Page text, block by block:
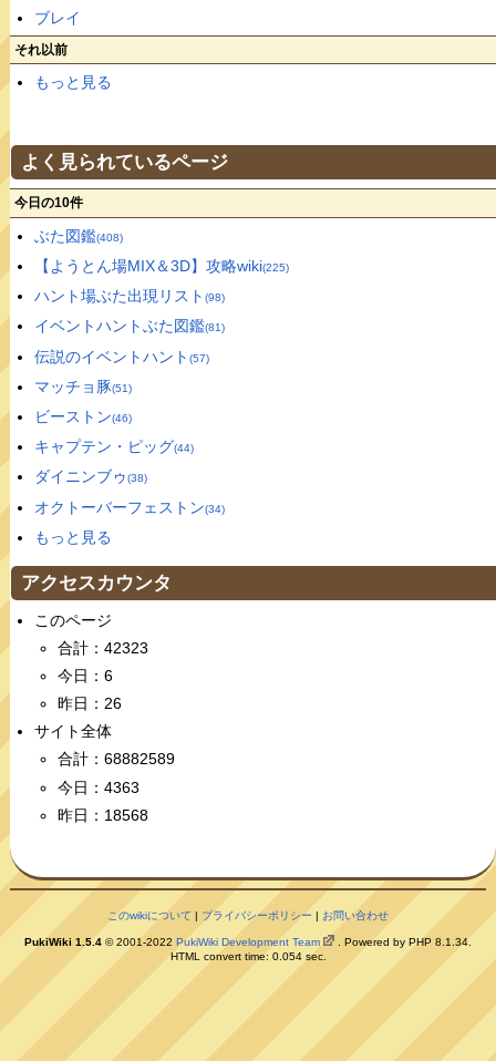
ブレイ
それ以前
もっと見る
よく見られているページ
今日の10件
ぶた図鑑(408)
【ようとん場MIX＆3D】攻略wiki(225)
ハント場ぶた出現リスト (98)
イベントハントぶた図鑑(81)
伝説のイベントハント (57)
マッチョ豚(51)
ビーストン(46)
キャプテン・ピッグ(44)
ダイニンブゥ(38)
オクトーバーフェストン(34)
もっと見る
アクセスカウンタ
このページ
合計：42323
今日：6
昨日：26
サイト全体
合計：68882589
今日：4363
昨日：18568
このwikiについて | プライバシーポリシー | お問い合わせ
PukiWiki 1.5.4 © 2001-2022 PukiWiki Development Team
. Powered by PHP 8.1.34.
HTML convert time: 0.054 sec.